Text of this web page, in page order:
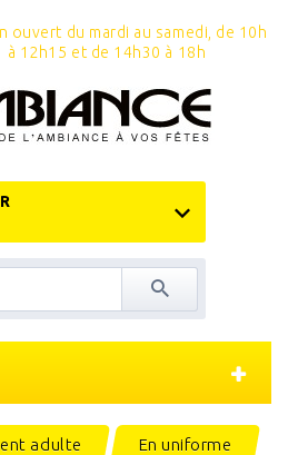
ouvert du mardi au samedi, de 10h
à 12h15 et de 14h30 à 18h
adulte En uniforme